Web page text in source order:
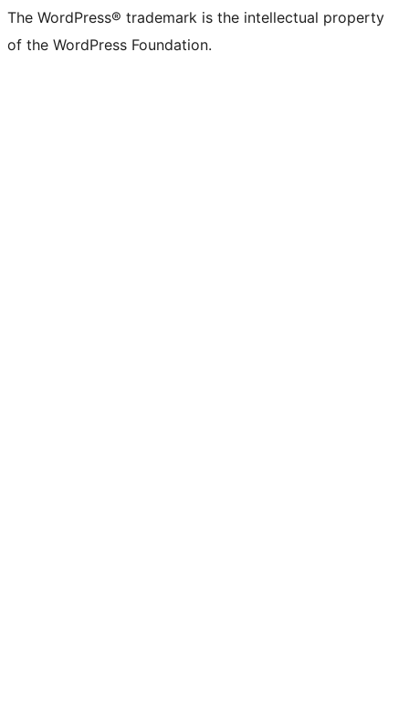
The WordPress® trademark is the intellectual property
of the WordPress Foundation.